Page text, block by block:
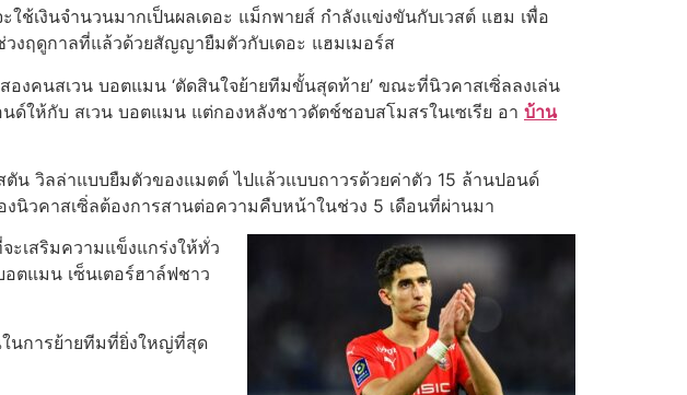
ช้เงินจํานวนมากเป็นผลเดอะ แม็กพายส์ กําลังแข่งขันกับเวสต์ แฮม เพื่อ
งฤดูกาลที่แล้วด้วยสัญญายืมตัวกับเดอะ แฮมเมอร์ส
งคนสเวน บอตแมน ‘ตัดสินใจย้ายทีมขั้นสุดท้าย’ ขณะที่นิวคาสเซิ่ลลงเล่น
ให้กับ สเวน บอตแมน แต่กองหลังชาวดัตช์ชอบสโมสรในเซเรีย อา บ้าน
น วิลล่าแบบยืมตัวของแมตต์ ไปแล้วแบบถาวรด้วยค่าตัว 15 ล้านปอนด์
นิวคาสเซิ่ลต้องการสานต่อความคืบหน้าในช่วง 5 เดือนที่ผ่านมา
ะเสริมความแข็งแกร่งให้ทั่ว
ตแมน เซ็นเตอร์ฮาล์ฟชาว
ในการย้ายทีมที่ยิ่งใหญ่ที่สุด